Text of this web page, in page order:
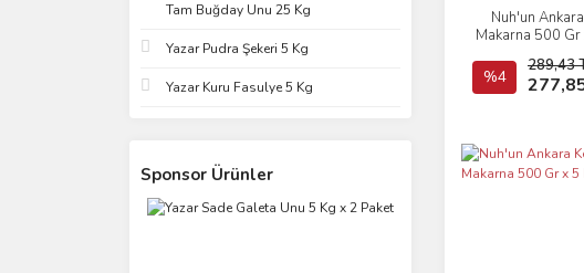
Tam Buğday Unu 25 Kg
Yazar Pudra Şekeri 5 Kg
Yazar Kuru Fasulye 5 Kg
Sponsor Ürünler
Nuh'un
Makarna 500 Gr
%4
289,43
Sepete